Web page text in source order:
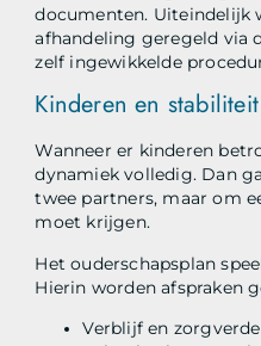
documenten. Uiteindelijk
afhandeling geregeld via
zelf ingewikkelde
Kinderen en stabiliteit
Wanneer er kinderen
dynamiek volledig. Dan
twee partners, maar om
moet krijgen.
Het ouderschapsplan
Hierin worden afspraken
Verblijf en